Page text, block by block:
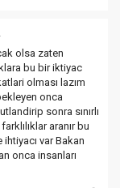
olsa zaten
bu bir iktiyac
olması lazım
onca
sonra sınırlı
aranır bu
var Bakan
onca insanları